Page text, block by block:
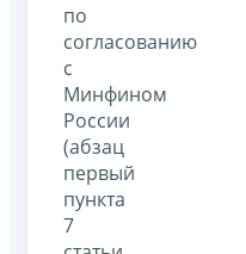
по
согласованию
с
Минфином
России
(абзац
первый
пункта
7